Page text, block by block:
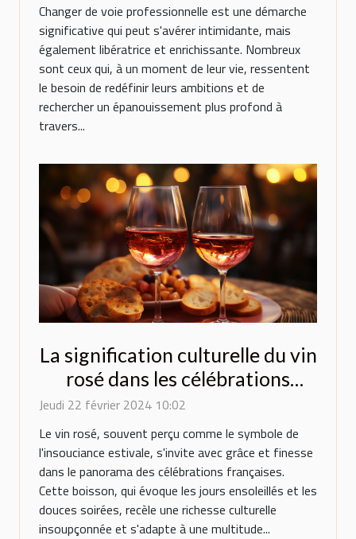
Changer de voie professionnelle est une démarche
significative qui peut s'avérer intimidante, mais
également libératrice et enrichissante. Nombreux
sont ceux qui, à un moment de leur vie, ressentent
le besoin de redéfinir leurs ambitions et de
rechercher un épanouissement plus profond à
travers...
La signification culturelle du vin
rosé dans les célébrations
françaises
Jeudi 22 février 2024 10:02
Le vin rosé, souvent perçu comme le symbole de
l'insouciance estivale, s'invite avec grâce et finesse
dans le panorama des célébrations françaises.
Cette boisson, qui évoque les jours ensoleillés et les
douces soirées, recèle une richesse culturelle
insoupçonnée et s'adapte à une multitude...